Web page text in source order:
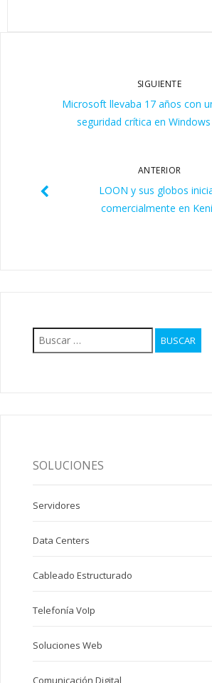
SIGUIENTE
Microsoft llevaba 17 años con
seguridad crítica en
ANTERIOR
LOON y sus globos
comercialmente en
Buscar:
SOLUCIONES
Servidores
Data Centers
Cableado Estructurado
Telefonía VoIp
Soluciones Web